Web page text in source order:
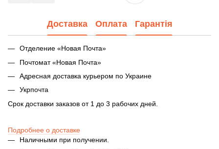
Доставка Оплата Гарантія
Отделение «Новая Почта»
Почтомат «Новая Почта»
Адресная доставка курьером по Украине
Укрпочта
Срок доставки заказов от 1 до 3 рабочих дней.
Подробнее о доставке
Наличными при получении.